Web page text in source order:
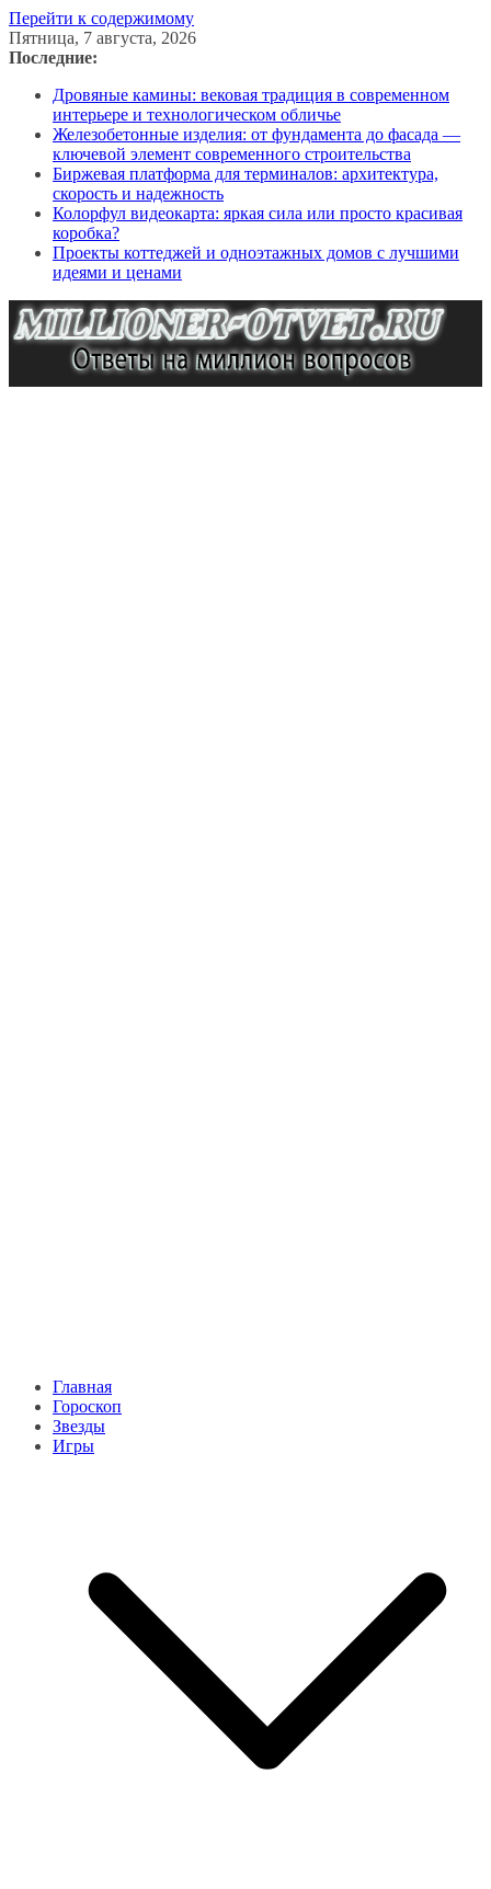
Перейти к содержимому
Пятница, 7 августа, 2026
Последние:
Дровяные камины: вековая традиция в современном
интерьере и технологическом обличье
Железобетонные изделия: от фундамента до фасада —
ключевой элемент современного строительства
Биржевая платформа для терминалов: архитектура,
скорость и надежность
Колорфул видеокарта: яркая сила или просто красивая
коробка?
Проекты коттеджей и одноэтажных домов с лучшими
идеями и ценами
Главная
Гороскоп
Звезды
Игры